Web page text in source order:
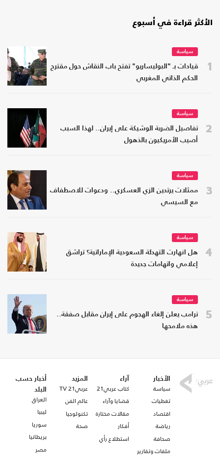
الأكثر قراءة في أسبوع
1
سياسة
قيادات بـ "البوليساريو" تفتح باب النقاش حول مقترح
الحكم الذاتي المغربي
2
سياسة
تفاصيل الضربة الوشيكة على إيران.. لهذا السبب
أصيب الأمريكيون بالذهول
3
سياسة
ممثلات يرتدين الزي العسكري.. ودعوات للاصطفاف
مع السيسي
4
سياسة
هل انهارت التهدئة السعودية الإماراتية؟ تراشق
إعلامي واتهامات جديدة
5
سياسة
ترامب يعلن إلغاء الهجوم على إيران مقابل صفقة..
هذه ملامحها
الأخبار
سياسة
تغطيات
اقتصاد
رياضة
صحافة
ملفات وتقارير
آراء
كتاب عربي21
قضايا وآراء
مقالات مختارة
أفكار
استطلاع رأي
المزيد
عربي21 TV
عالم الفن
تكنولوجيا
صحة
أخبار حسب
البلد
العراق
ليبيا
سوريا
بريطانيا
مصر